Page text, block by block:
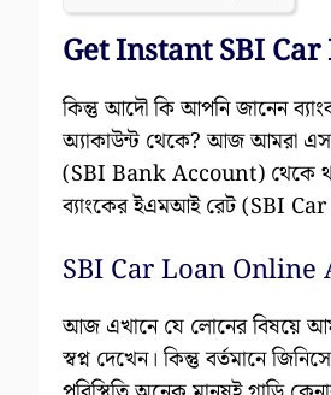
Get Instant SBI
কিন্তু আদৌ কি আপনি জানেন
অ্যাকাউন্ট থেকে? আজ আমরা
(SBI Bank Account) থেকে
ব্যাংকের ইএমআই রেট (SBI
SBI Car Loan Online
আজ এখানে যে লোনের বিষয়ে
স্বপ্ন দেখেন। কিন্তু বর্তমানে